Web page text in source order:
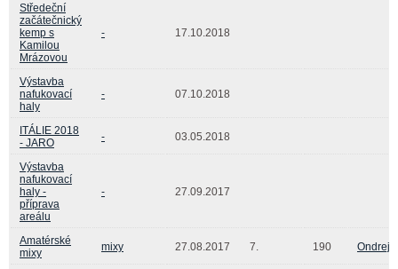
Středeční
začátečnický
kemp s
Kamilou
Mrázovou
- 17.10.2018
Výstavba
nafukovací
haly
- 07.10.2018
ITÁLIE 2018
- JARO
- 03.05.2018
Výstavba
nafukovací
haly -
příprava
areálu
- 27.09.2017
Amatérské
mixy
mixy 27.08.2017 7. 190 Ondrej